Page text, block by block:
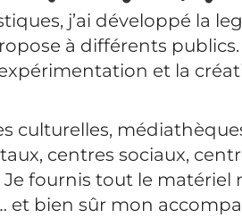
j’ai développé la
à différents
et la
culturelles,
centres sociaux,
fournis tout le matériel
et bien sûr mon